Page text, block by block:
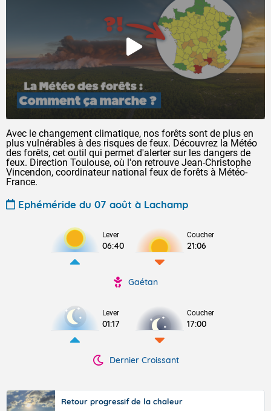
Avec le changement climatique, nos forêts sont de plus en
plus vulnérables à des risques de feux. Découvrez la Météo
des forêts, cet outil qui permet d'alerter sur les dangers de
feux. Direction Toulouse, où l'on retrouve Jean-Christophe
Vincendon, coordinateur national feux de forêts à Météo-
France.
Ephéméride du 07 août à Lachamp
Lever
06:40
Coucher
21:06
Gaétan
Lever
01:17
Coucher
17:00
Dernier Croissant
Retour progressif de la chaleur